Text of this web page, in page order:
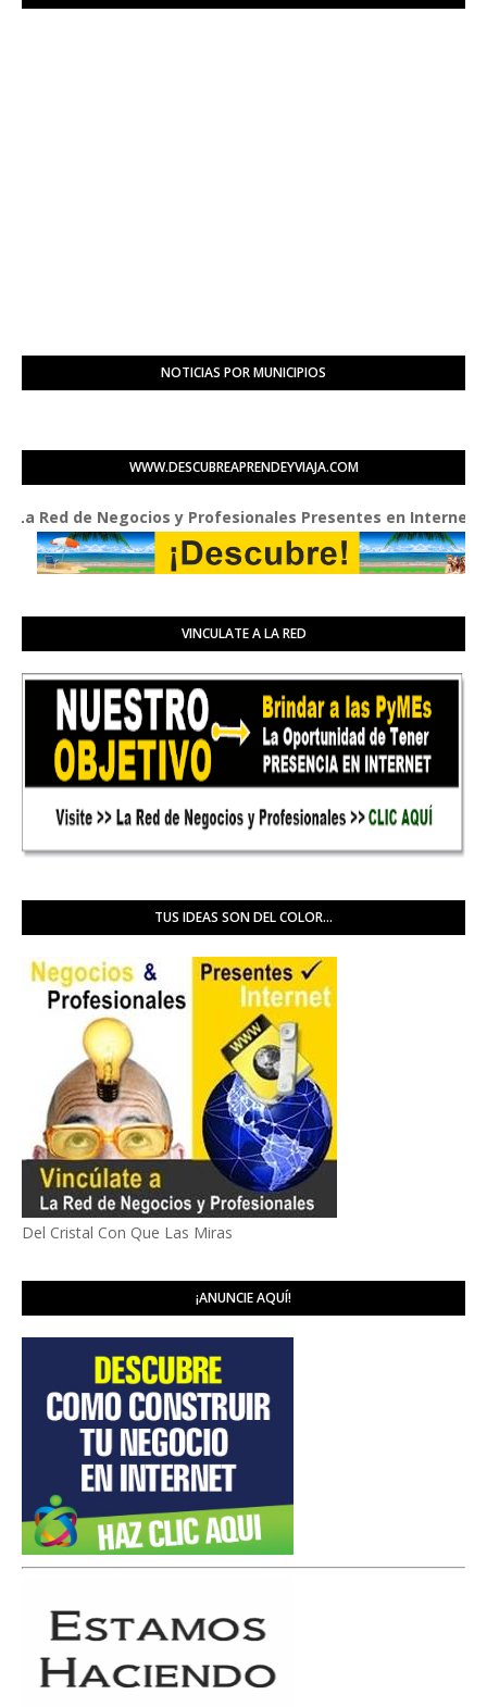
NOTICIAS POR MUNICIPIOS
WWW.DESCUBREAPRENDEYVIAJA.COM
de Negocios y Profesionales Presentes en Internet
VINCULATE A LA RED
TUS IDEAS SON DEL COLOR...
Del Cristal Con Que Las Miras
¡ANUNCIE AQUÍ!